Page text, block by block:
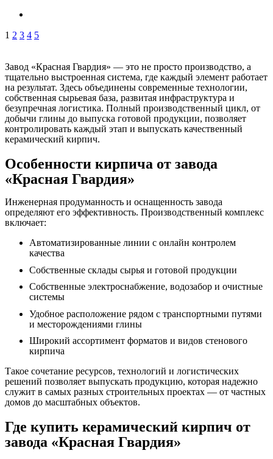
1 2 3 4 5
Завод «Красная Гвардия» — это не просто производство, а
тщательно выстроенная система, где каждый элемент работает
на результат. Здесь объединены современные технологии,
собственная сырьевая база, развитая инфраструктура и
безупречная логистика. Полный производственный цикл, от
добычи глины до выпуска готовой продукции, позволяет
контролировать каждый этап и выпускать качественный
керамический кирпич.
Особенности кирпича от завода
«Красная Гвардия»
Инженерная продуманность и оснащенность завода
определяют его эффективность. Производственный комплекс
включает:
Автоматизированные линии с онлайн контролем
качества
Собственные склады сырья и готовой продукции
Собственные электроснабжение, водозабор и очистные
системы
Удобное расположение рядом с транспортными путями
и месторождениями глины
Широкий ассортимент форматов и видов стенового
кирпича
Такое сочетание ресурсов, технологий и логистических
решений позволяет выпускать продукцию, которая надежно
служит в самых разных строительных проектах — от частных
домов до масштабных объектов.
Где купить керамический кирпич от
завода «Красная Гвардия»